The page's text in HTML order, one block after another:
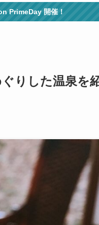
PrimeDay 開催！
りした温泉を